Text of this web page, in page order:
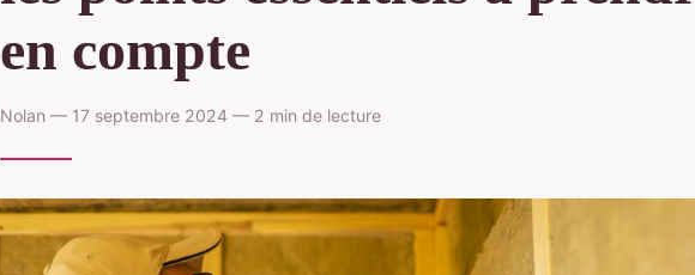
en compte
Nolan — 17 septembre 2024 — 2 min de lecture